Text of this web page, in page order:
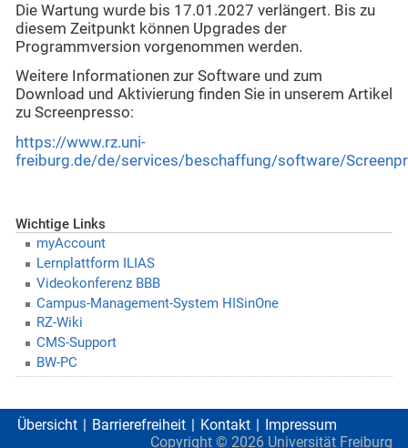
Die Wartung wurde bis 17.01.2027 verlängert. Bis zu
diesem Zeitpunkt können Upgrades der
Programmversion vorgenommen werden.
Weitere Informationen zur Software und zum
Download und Aktivierung finden Sie in unserem Artikel
zu Screenpresso:
https://www.rz.uni-
freiburg.de/de/services/beschaffung/software/
Wichtige Links
myAccount
Lernplattform ILIAS
Videokonferenz BBB
Campus-Management-System HISinOne
RZ-Wiki
CMS-Support
BW-PC
Übersicht Barrierefreiheit Kontakt
Impressum
Copyright © 2026 Universität Freiburg